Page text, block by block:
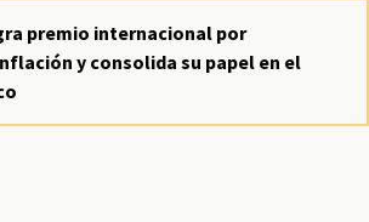
premio internacional por
y consolida su papel en el